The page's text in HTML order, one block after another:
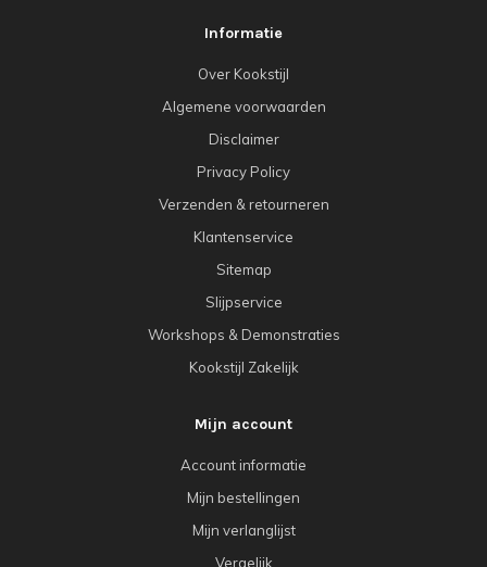
Informatie
Over Kookstijl
Algemene voorwaarden
Disclaimer
Privacy Policy
Verzenden & retourneren
Klantenservice
Sitemap
Slijpservice
Workshops & Demonstraties
Kookstijl Zakelijk
Mijn account
Account informatie
Mijn bestellingen
Mijn verlanglijst
Vergelijk